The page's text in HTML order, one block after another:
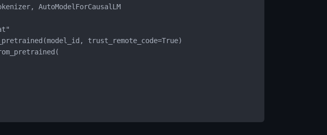
AutoModelForCausalLM
trust_remote_code=True)